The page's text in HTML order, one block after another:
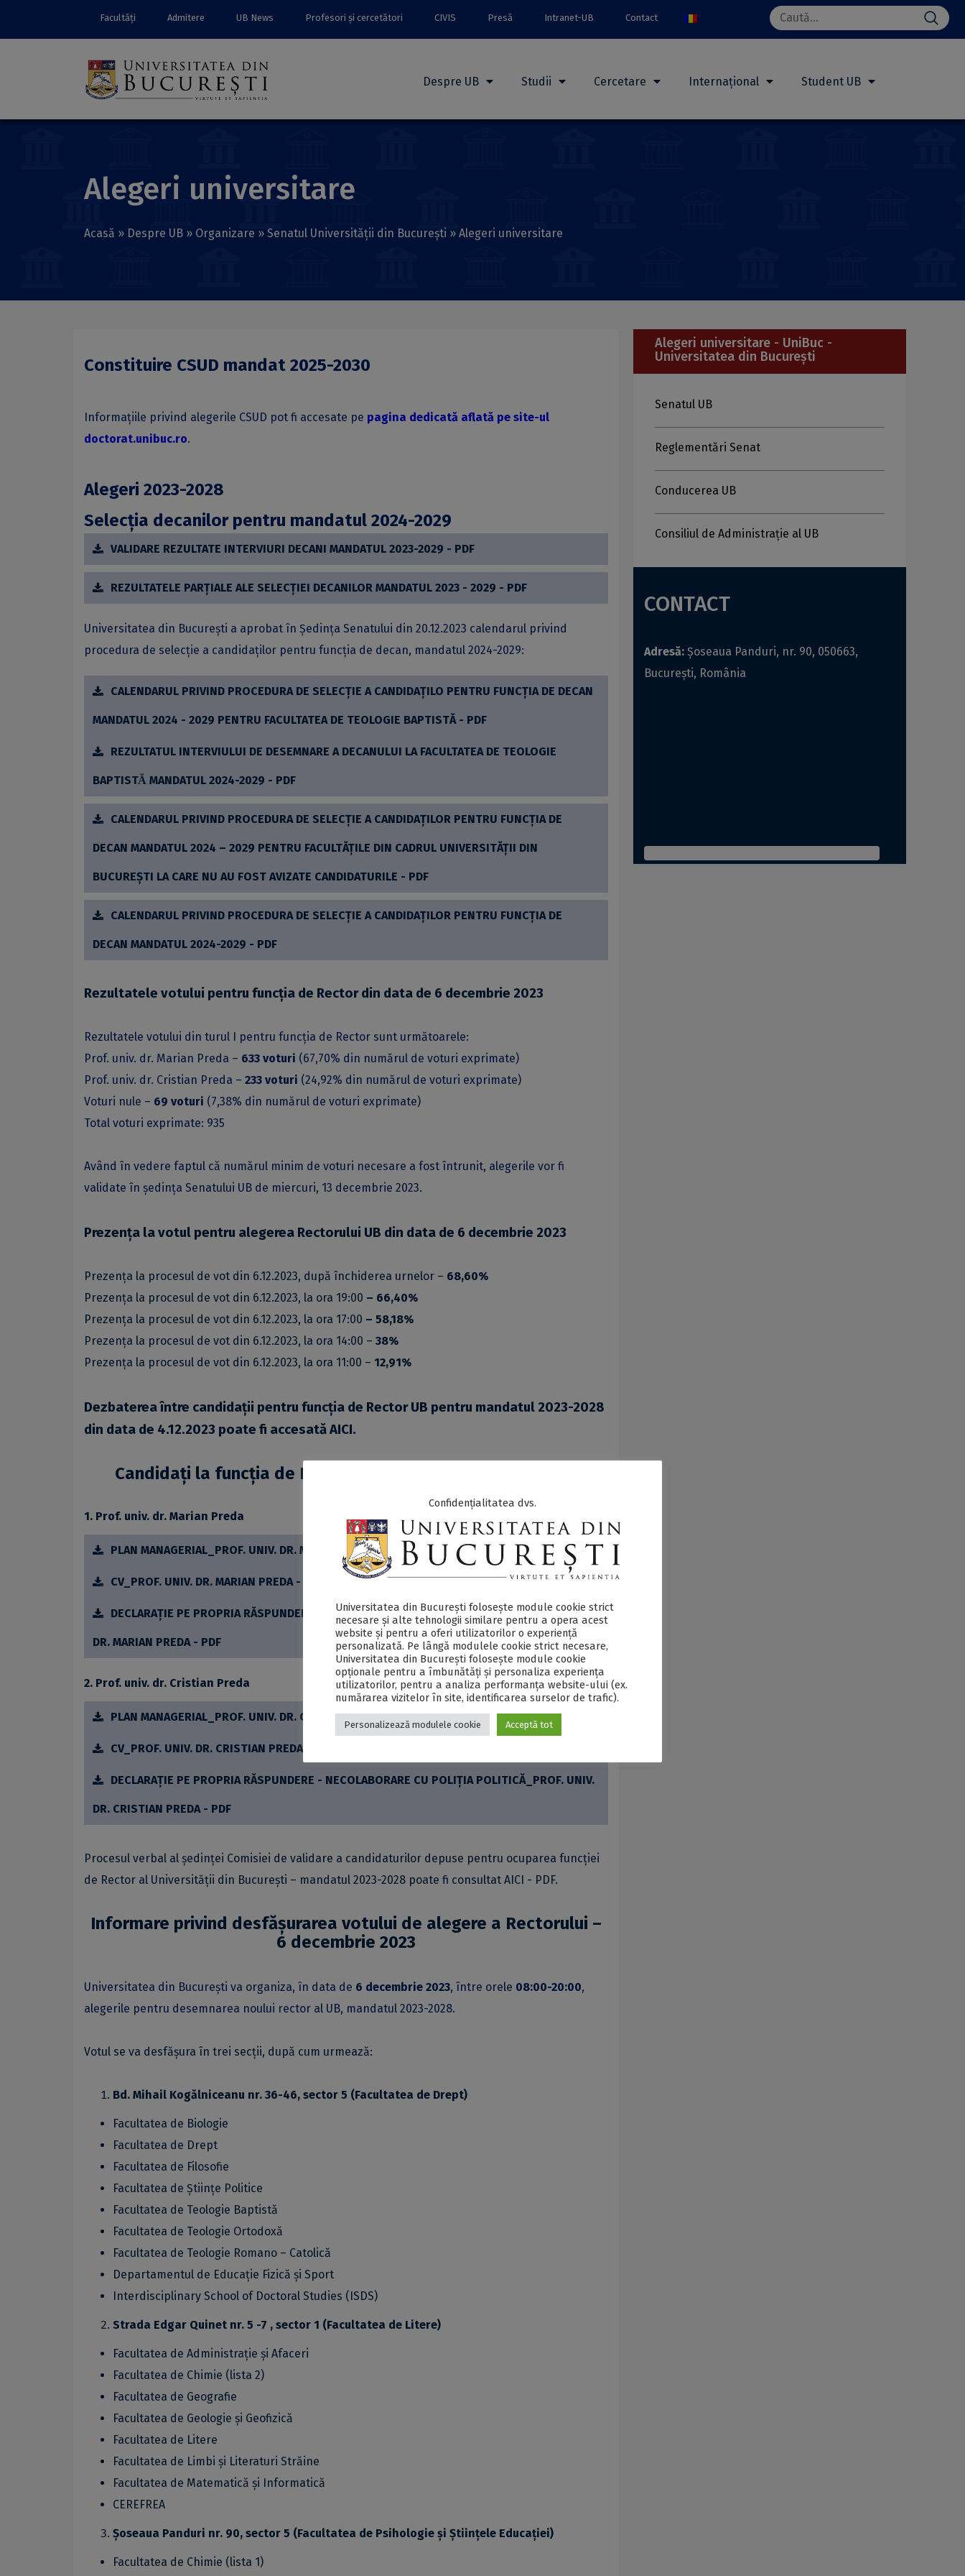
Facultăți Admitere UB News Profesori și cercetători CIVIS Presă Intranet-UB Contact
Search
for:
Despre UB Studii Cercetare Internațional Student UB
Alegeri universitare
Acasă » Despre UB » Organizare » Senatul Universității din București » Alegeri universitare
Constituire CSUD mandat 2025-2030
Informațiile privind alegerile CSUD pot fi accesate pe pagina dedicată aflată pe site-ul
doctorat.unibuc.ro.
Alegeri 2023-2028
Selecția decanilor pentru mandatul 2024-2029
VALIDARE REZULTATE INTERVIURI DECANI MANDATUL 2023-2029 - PDF
REZULTATELE PARȚIALE ALE SELECȚIEI DECANILOR MANDATUL 2023 - 2029 - PDF
Universitatea din Bucureşti a aprobat în Şedinţa Senatului din 20.12.2023 calendarul privind
procedura de selecţie a candidaţilor pentru funcţia de decan, mandatul 2024-2029:
CALENDARUL PRIVIND PROCEDURA DE SELECȚIE A CANDIDAȚILO PENTRU FUNCȚIA DE DECAN
MANDATUL 2024 - 2029 PENTRU FACULTATEA DE TEOLOGIE BAPTISTĂ - PDF
REZULTATUL INTERVIULUI DE DESEMNARE A DECANULUI LA FACULTATEA DE TEOLOGIE
BAPTISTĂ MANDATUL 2024-2029 - PDF
CALENDARUL PRIVIND PROCEDURA DE SELECȚIE A CANDIDAȚILOR PENTRU FUNCȚIA DE
DECAN MANDATUL 2024 – 2029 PENTRU FACULTĂȚILE DIN CADRUL UNIVERSITĂȚII DIN
BUCUREȘTI LA CARE NU AU FOST AVIZATE CANDIDATURILE - PDF
CALENDARUL PRIVIND PROCEDURA DE SELECȚIE A CANDIDAȚILOR PENTRU FUNCȚIA DE
DECAN MANDATUL 2024-2029 - PDF
Rezultatele votului pentru funcția de Rector din data de 6 decembrie 2023
Rezultatele votului din turul I pentru funcția de Rector sunt următoarele:
Prof. univ. dr. Marian Preda – 633 voturi (67,70% din numărul de voturi exprimate)
Prof. univ. dr. Cristian Preda – 233 voturi (24,92% din numărul de voturi exprimate)
Voturi nule – 69 voturi (7,38% din numărul de voturi exprimate)
Total voturi exprimate: 935
Având în vedere faptul că numărul minim de voturi necesare a fost întrunit, alegerile vor fi
validate în ședința Senatului UB de miercuri, 13 decembrie 2023.
Prezența la votul pentru alegerea Rectorului UB din data de 6 decembrie 2023
Prezența la procesul de vot din 6.12.2023, după închiderea urnelor – 68,60%
Prezența la procesul de vot din 6.12.2023, la ora 19:00 – 66,40%
Prezența la procesul de vot din 6.12.2023, la ora 17:00 – 58,18%
Prezența la procesul de vot din 6.12.2023, la ora 14:00 – 38%
Prezența la procesul de vot din 6.12.2023, la ora 11:00 – 12,91%
Dezbaterea între candidații pentru funcția de Rector UB pentru mandatul 2023-2028
din data de 4.12.2023 poate fi accesatăAICI.
Candidaţi la funcția de Rector pentru mandatul 2023-2028
1. Prof. univ. dr. Marian Preda
PLAN MANAGERIAL_PROF. UNIV. DR. MARIAN PREDA - PDF
CV_PROF. UNIV. DR. MARIAN PREDA - PDF
DECLARAȚIE PE PROPRIA RĂSPUNDERE - NECOLABORARE CU POLIȚIA POLITICĂ_PROF. UNIV.
DR. MARIAN PREDA - PDF
2. Prof. univ. dr. Cristian Preda
PLAN MANAGERIAL_PROF. UNIV. DR. CRISTIAN PREDA - PDF
CV_PROF. UNIV. DR. CRISTIAN PREDA - PDF
DECLARAȚIE PE PROPRIA RĂSPUNDERE - NECOLABORARE CU POLIȚIA POLITICĂ_PROF. UNIV.
DR. CRISTIAN PREDA - PDF
Procesul verbal al ședinței Comisiei de validare a candidaturilor depuse pentru ocuparea funcției
de Rector al Universității din București – mandatul 2023-2028 poate fi consultat AICI - PDF.
Informare privind desfăşurarea votului de alegere a Rectorului –
6 decembrie 2023
Universitatea din Bucureşti va organiza, în data de 6 decembrie 2023, între orele 08:00-20:00,
alegerile pentru desemnarea noului rector al UB, mandatul 2023-2028.
Votul se va desfăşura în trei secţii, după cum urmează:
Bd. Mihail Kogălniceanu nr. 36-46, sector 5 (Facultatea de Drept)
Facultatea de Biologie
Facultatea de Drept
Facultatea de Filosofie
Facultatea de Științe Politice
Facultatea de Teologie Baptistă
Facultatea de Teologie Ortodoxă
Facultatea de Teologie Romano – Catolică
Departamentul de Educație Fizică și Sport
Interdisciplinary School of Doctoral Studies (ISDS)
Strada Edgar Quinet nr. 5 -7 , sector 1 (Facultatea de Litere)
Facultatea de Administrație și Afaceri
Facultatea de Chimie (lista 2)
Facultatea de Geografie
Facultatea de Geologie și Geofizică
Facultatea de Litere
Facultatea de Limbi și Literaturi Străine
Facultatea de Matematică și Informatică
CEREFREA
Șoseaua Panduri nr. 90, sector 5 (Facultatea de Psihologie și Științele Educației)
Facultatea de Chimie (lista 1)
Alegeri universitare - UniBuc -
Universitatea din București
Senatul UB
Reglementări Senat
Conducerea UB
Consiliul de Administraţie al UB
CONTACT
Adresă: Șoseaua Panduri, nr. 90, 050663,
Bucureşti, România
Confidențialitatea dvs.
Universitatea din București folosește module cookie strict
necesare și alte tehnologii similare pentru a opera acest
website și pentru a oferi utilizatorilor o experiență
personalizată. Pe lângă modulele cookie strict necesare,
Universitatea din București folosește module cookie
opționale pentru a îmbunătăți și personaliza experiența
utilizatorilor, pentru a analiza performanța website-ului (ex.
numărarea vizitelor în site, identificarea surselor de trafic).
Personalizează modulele cookie Acceptă tot